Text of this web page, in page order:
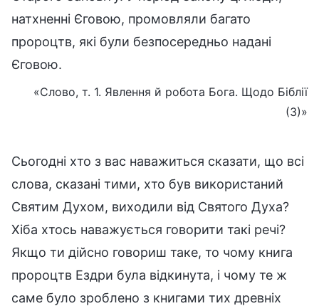
натхненні Єговою, промовляли багато
пророцтв, які були безпосередньо надані
Єговою.
«Слово, т. 1. Явлення й робота Бога. Щодо Біблії
(3)»
Сьогодні хто з вас наважиться сказати, що всі
слова, сказані тими, хто був використаний
Святим Духом, виходили від Святого Духа?
Хіба хтось наважується говорити такі речі?
Якщо ти дійсно говориш таке, то чому книга
пророцтв Ездри була відкинута, і чому те ж
саме було зроблено з книгами тих древніх